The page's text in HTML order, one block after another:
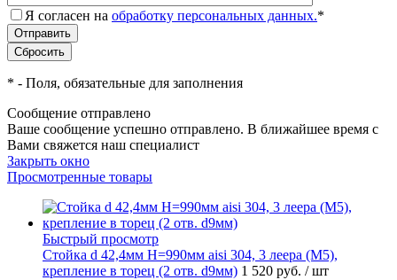
Я согласен на обработку персональных данных.*
* - Поля, обязательные для заполнения
Сообщение отправлено
Ваше сообщение успешно отправлено. В ближайшее время с
Вами свяжется наш специалист
Закрыть окно
Просмотренные товары
Быстрый просмотр
Стойка d 42,4мм H=990мм aisi 304, 3 леера (М5),
крепление в торец (2 отв. d9мм) 1 520 руб. / шт